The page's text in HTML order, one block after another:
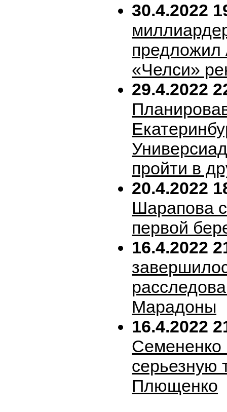
30.4.2022
предложил
«Челси»
29.4.2022
пройти в
20.4.2022
Шарапова
первой
16.4.2022
Марадоны
16.4.2022
Семененко
серьезную
Плющенко